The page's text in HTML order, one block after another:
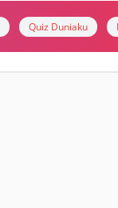
Quiz Duniaku